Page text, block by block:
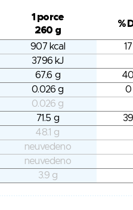
1 porce
260 g
%
907 kcal
3796 kJ
67.6 g
0.026 g
0
0.026 g
71.5 g
48.1 g
neuvedeno
neuvedeno
3.9 g